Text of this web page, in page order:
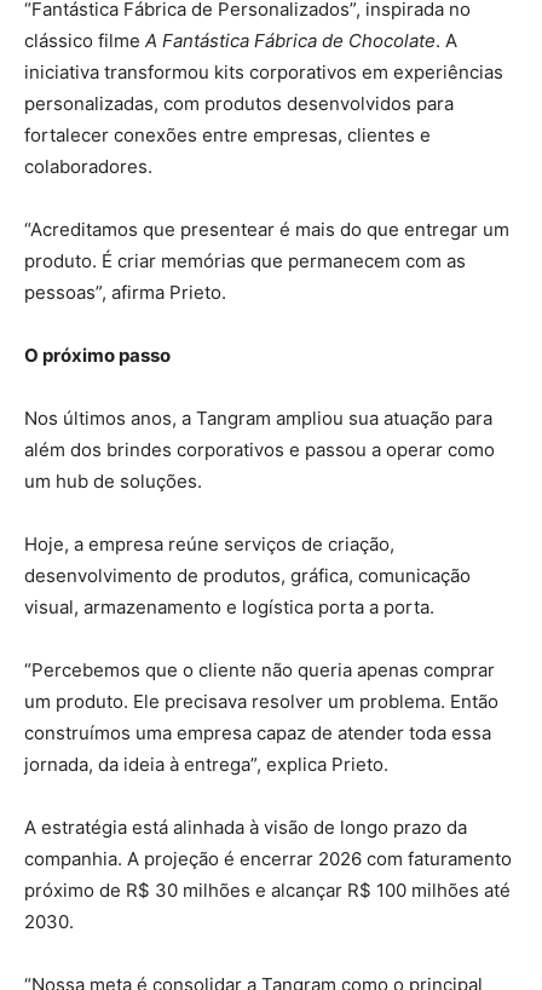
“Fantástica Fábrica de Personalizados”, inspirada no
clássico filme A Fantástica Fábrica de Chocolate. A
iniciativa transformou kits corporativos em experiências
personalizadas, com produtos desenvolvidos para
fortalecer conexões entre empresas, clientes e
colaboradores.
“Acreditamos que presentear é mais do que entregar um
produto. É criar memórias que permanecem com as
pessoas”, afirma Prieto.
O próximo passo
Nos últimos anos, a Tangram ampliou sua atuação para
além dos brindes corporativos e passou a operar como
um hub de soluções.
Hoje, a empresa reúne serviços de criação,
desenvolvimento de produtos, gráfica, comunicação
visual, armazenamento e logística porta a porta.
“Percebemos que o cliente não queria apenas comprar
um produto. Ele precisava resolver um problema. Então
construímos uma empresa capaz de atender toda essa
jornada, da ideia à entrega”, explica Prieto.
A estratégia está alinhada à visão de longo prazo da
companhia. A projeção é encerrar 2026 com faturamento
próximo de R$ 30 milhões e alcançar R$ 100 milhões até
2030.
“Nossa meta é consolidar a Tangram como o principal